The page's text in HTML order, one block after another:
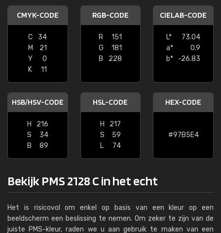
CMYK-CODE
C
34
M
21
Y
0
K
11
RGB-CODE
R
151
G
181
B
228
CIELAB-CODE
L*
73.04
a*
0.9
b*
-26.83
HSB/HSV-CODE
H
216
S
34
B
89
HSL-CODE
H
217
S
59
L
74
HEX-CODE
#97B5E4
Bekijk PMS 2128 C in het echt
Het is risicovol om enkel op basis van een kleur op een
beeldscherm een beslissing te nemen. Om zeker te zijn van de
juiste PMS-kleur, raden we u aan gebruik te maken van een